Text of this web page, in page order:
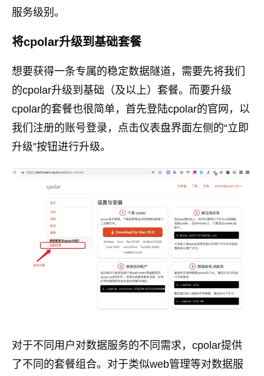
服务级别。
将cpolar升级到基础套餐
想要获得一条专属的稳定数据隧道，需要先将我们
的cpolar升级到基础（及以上）套餐。而要升级
cpolar的套餐也很简单，首先登陆cpolar的官网，以
我们注册的账号登录，点击仪表盘界面左侧的“立即
升级”按钮进行升级。
对于不同用户对数据服务的不同需求，cpolar提供
了不同的套餐组合。对于类似web管理等对数据服